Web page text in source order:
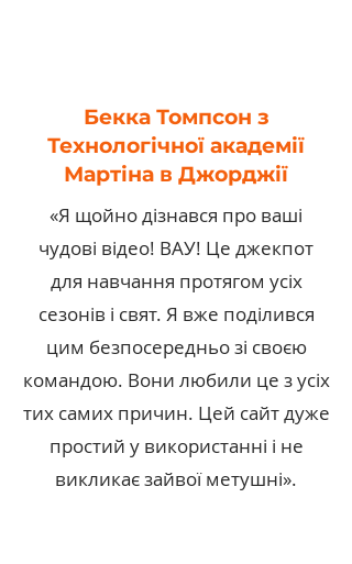
Бекка Томпсон з
Технологічної академії
Мартіна в Джорджії
«Я щойно дізнався про ваші
чудові відео! ВАУ! Це джекпот
для навчання протягом усіх
сезонів і свят. Я вже поділився
цим безпосередньо зі своєю
командою. Вони любили це з усіх
тих самих причин. Цей сайт дуже
простий у використанні і не
викликає зайвої метушні».